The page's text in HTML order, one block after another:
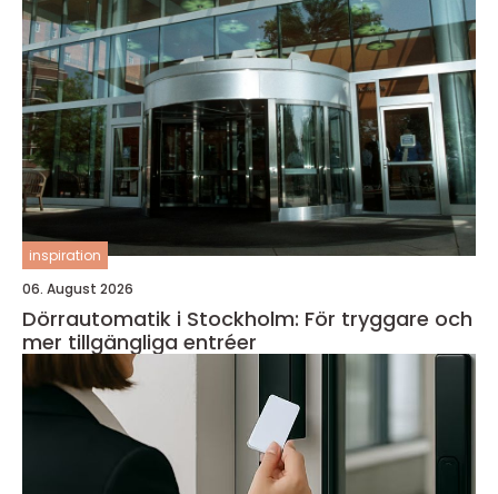
inspiration
06. August 2026
Dörrautomatik i Stockholm: För tryggare och
mer tillgängliga entréer